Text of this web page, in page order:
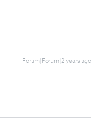
Forum|Forum|2 years ago